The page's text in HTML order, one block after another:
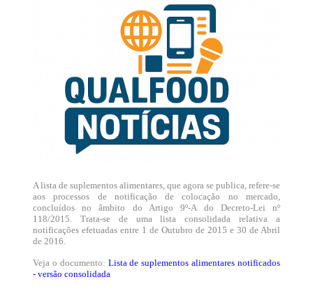
A lista de suplementos alimentares, que agora se publica, refere-se
aos processos de notificação de colocação no mercado,
concluídos no âmbito do Artigo 9º-A do Decreto-Lei nº
118/2015. Trata-se de uma lista consolidada relativa a
notificações efetuadas entre 1 de Outubro de 2015 e 30 de Abril
de 2016.
Veja o documento: Lista de suplementos alimentares notificados
- versão consolidada